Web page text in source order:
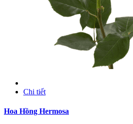
Chi tiết
Hoa Hồng Hermosa